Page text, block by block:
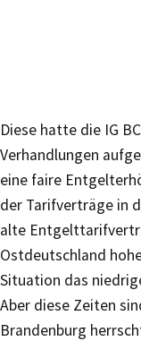
Diese hatte die IG
Verhandlungen
eine faire
der Tarifverträge in
alte
Ostdeutschland
Situation das
Aber diese Zeiten
Brandenburg